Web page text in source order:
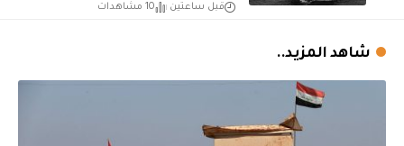
قبل ساعتين 10 مشاهدات
شاهد المزيد..